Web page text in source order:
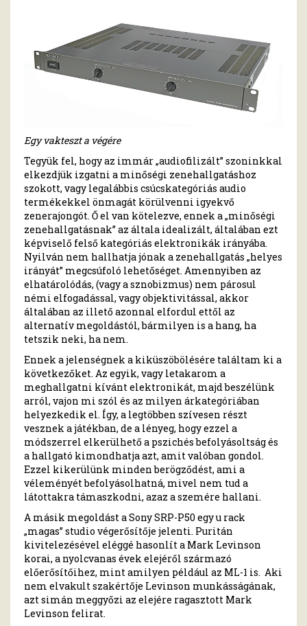
Egy vakteszt a végére
Tegyük fel, hogy az immár „audiofilizált” szoninkkal
elkezdjük izgatni a minőségi zenehallgatáshoz
szokott, vagy legalábbis csúcskategóriás audio
termékekkel önmagát körülvenni igyekvő
zenerajongót. Ő el van kötelezve, ennek a „minőségi
zenehallgatásnak” az általa idealizált, általában ezt
képviselő felső kategóriás elektronikák irányába.
Nyilván nem hallhatja jónak a zenehallgatás „helyes
irányát” megcsúfoló lehetőséget. Amennyiben az
elhatárolódás, (vagy a sznobizmus) nem párosul
némi elfogadással, vagy objektivitással, akkor
általában az illető azonnal elfordul ettől az
alternatív megoldástól, bármilyen is a hang, ha
tetszik neki, ha nem.
Ennek a jelenségnek a kiküszöbölésére találtam ki a
következőket. Az egyik, vagy letakarom a
meghallgatni kívánt elektronikát, majd beszélünk
arról, vajon mi szól és az milyen árkategóriában
helyezkedik el. Így, a legtöbben szívesen részt
vesznek a játékban, de a lényeg, hogy ezzel a
módszerrel elkerülhető a pszichés befolyásoltság és
a hallgató kimondhatja azt, amit valóban gondol.
Ezzel kikerülünk minden berögződést, ami a
véleményét befolyásolhatná, mivel nem tud a
látottakra támaszkodni, azaz a szemére hallani.
A másik megoldást a Sony SRP-P50 egy u rack
„magas” studio végerősítője jelenti. Puritán
kivitelezésével eléggé hasonlít a Mark Levinson
korai, a nyolcvanas évek elejéről származó
előerősítőihez, mint amilyen például az ML-1 is. Aki
nem elvakult szakértője Levinson munkásságának,
azt simán meggyőzi az elejére ragasztott Mark
Levinson felirat.